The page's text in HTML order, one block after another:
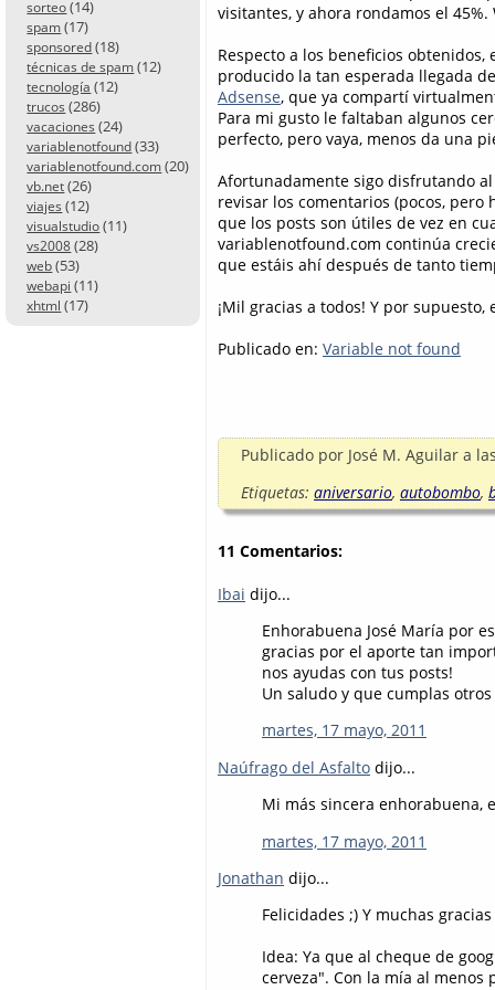
sorteo (14)
spam (17)
sponsored (18)
técnicas de spam (12)
tecnología (12)
trucos (286)
vacaciones (24)
variablenotfound (33)
variablenotfound.com (20)
vb.net (26)
viajes (12)
visualstudio (11)
vs2008 (28)
web (53)
webapi (11)
xhtml (17)
visitantes, y ahora rondamos el
Respecto a los beneficios obtenidos,
producido la tan esperada llegada
Adsense, que ya compartí
Para mi gusto le faltaban algunos
perfecto, pero vaya, menos da una
Afortunadamente sigo disfrutando
revisar los comentarios (pocos,
que los posts son útiles de vez en
variablenotfound.com continúa
que estáis ahí después de tanto
¡Mil gracias a todos! Y por
Publicado en: Variable not found
Publicado por José M. Aguilar a
Etiquetas: aniversario, autobombo,
11 Comentarios:
Ibai dijo...
Enhorabuena José María por
gracias por el aporte tan
nos ayudas con tus posts!
Un saludo y que cumplas
martes, 17 mayo, 2011
Naúfrago del Asfalto dijo...
Mi más sincera enhorabuena,
martes, 17 mayo, 2011
Jonathan dijo...
Felicidades ;) Y muchas
Idea: Ya que al cheque de
cerveza". Con la mía al menos